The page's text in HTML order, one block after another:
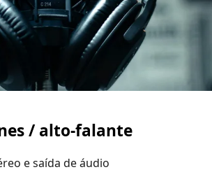
/ alto-falante
e saída de áudio